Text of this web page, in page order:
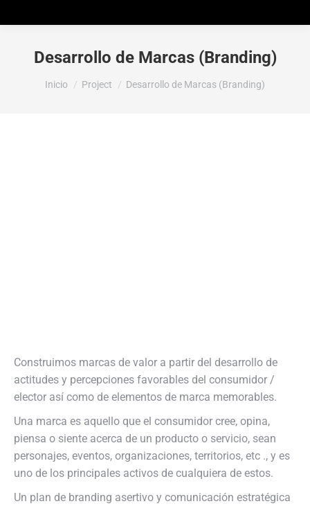
Desarrollo de Marcas (Branding)
Estás aquí:
Inicio Project Desarrollo de Marcas (Branding)
Construimos marcas de valor a partir del desarrollo de
actitudes y percepciones favorables del consumidor /
elector así como de elementos de marca memorables.
Una marca es aquello que el consumidor cree, opina,
piensa o siente acerca de un producto o servicio, sean
personajes, eventos, organizaciones, territorios, etc ., y es
uno de los principales activos de cualquiera de estos.
Un plan de branding asertivo y comunicación estratégica